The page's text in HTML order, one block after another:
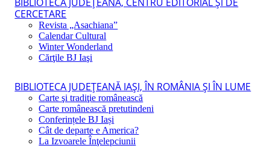
CERCETARE
Revista „Asachiana”
Calendar Cultural
Winter Wonderland
Cărţile BJ Iaşi
BIBLIOTECA JUDEŢEANĂ IAŞI, ÎN ROMÂNIA ŞI ÎN LUME
Carte şi tradiţie românească
Carte românească pretutindeni
Conferințele BJ Iași
Cât de departe e America?
La Izvoarele Înţelepciunii